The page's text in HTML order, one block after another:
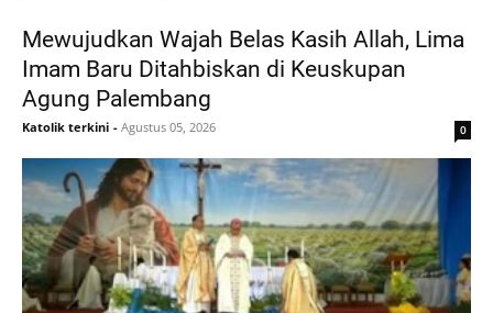
Mewujudkan Wajah Belas Kasih Allah, Lima
Imam Baru Ditahbiskan di Keuskupan
Agung Palembang
Katolik terkini - Agustus 05, 2026 0